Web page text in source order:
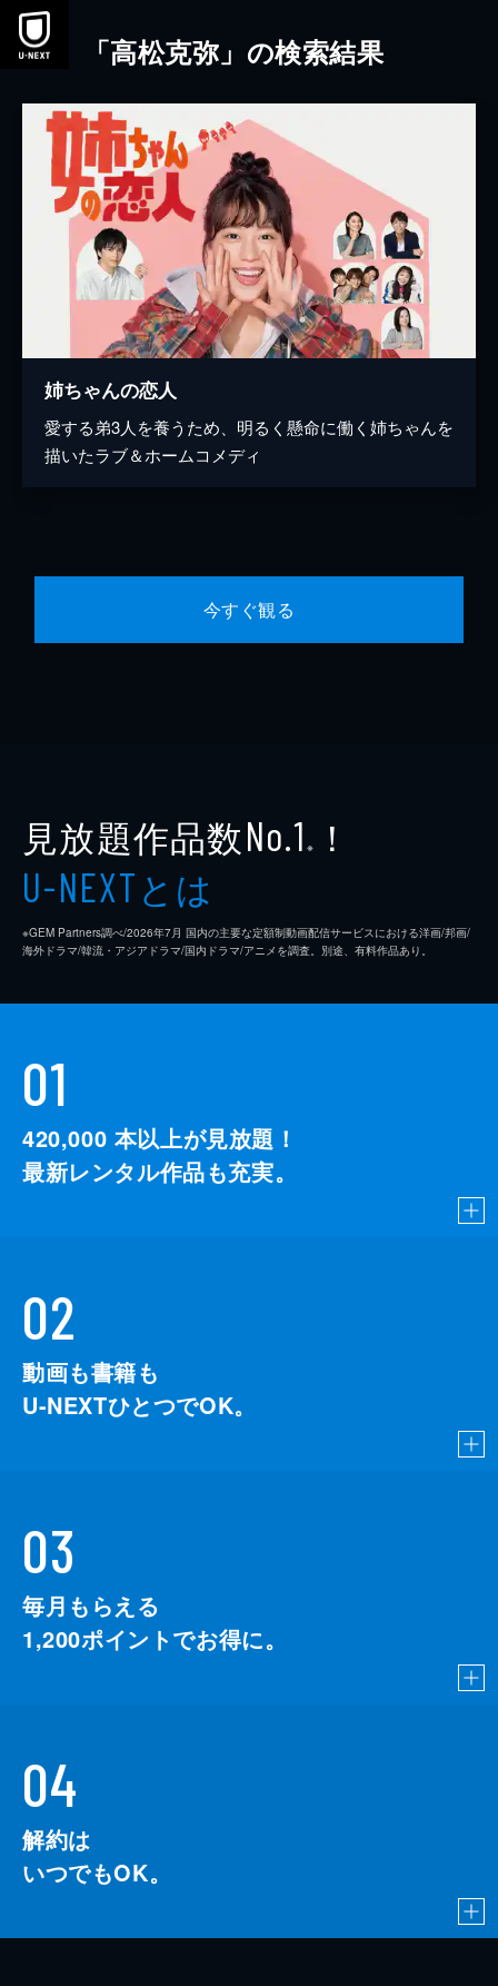
本文へスキップ
「高松克弥」の検索結果
姉ちゃんの恋人
愛する弟3人を養うため、明るく懸命に働く姉ちゃんを
描いたラブ＆ホームコメディ
今すぐ観る
見放題作品数No.1 ※ ！
U-NEXTとは
※GEM Partners調べ/2026年7⽉ 国内の主要な定額制動画配信サービスにおける洋画/邦画/
海外ドラマ/韓流・アジアドラマ/国内ドラマ/アニメを調査。別途、有料作品あり。
01
420,000 本以上が見放題！
最新レンタル作品も充実。
02
動画も書籍も
U-NEXTひとつでOK。
03
毎月もらえる
1,200ポイントでお得に。
04
解約は
いつでもOK。